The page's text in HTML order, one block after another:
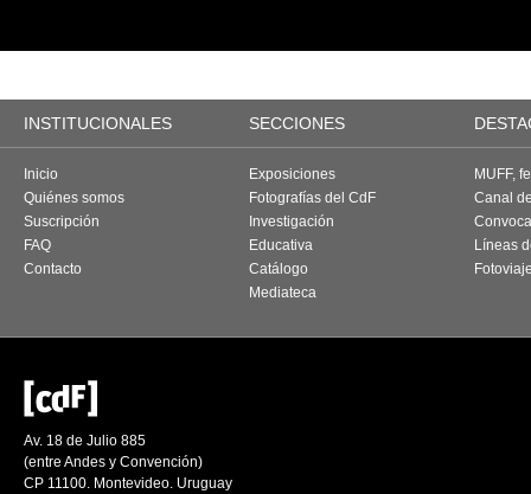
INSTITUCIONALES SECCIONES
Inicio
Quiénes somos
Suscripción
FAQ
Contacto
Exposiciones
Fotografías del CdF
Investigación
Educativa
Catálogo
Mediateca
MUFF,
Canal
Líneas
Av. 18 de Julio 885
(entre Andes y Convención)
CP 11100. Montevideo. Uruguay